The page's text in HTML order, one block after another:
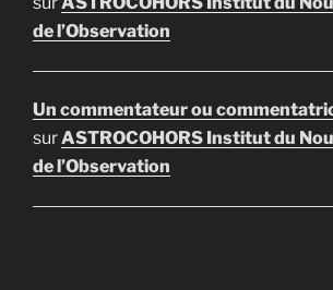
de l’Observation
Un commentateur ou
surASTROCOHORS Institut du
de l’Observation